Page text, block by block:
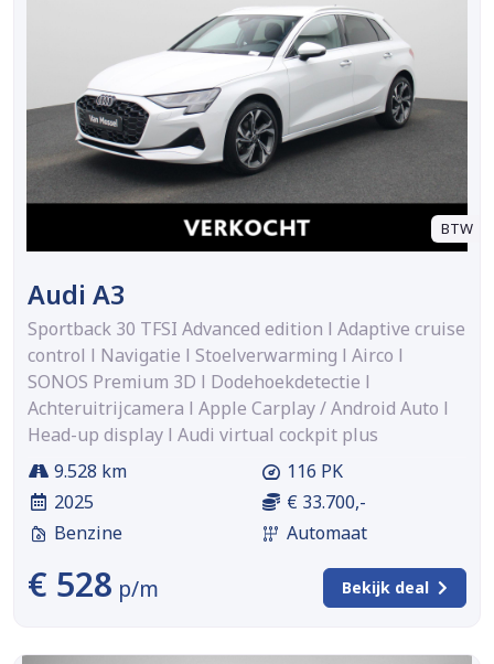
BTW
Audi A3
Sportback 30 TFSI Advanced edition l Adaptive cruise
control l Navigatie l Stoelverwarming l Airco l
SONOS Premium 3D l Dodehoekdetectie l
Achteruitrijcamera l Apple Carplay / Android Auto l
Head-up display l Audi virtual cockpit plus
9.528 km
2025
Benzine
116 PK
€ 33.700,-
Automaat
€ 528 p/m Bekijk deal